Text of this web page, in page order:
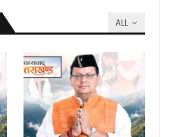
ALL